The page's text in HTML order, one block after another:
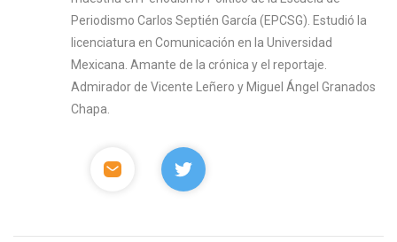
Periodismo Carlos Septién García (EPCSG). Estudió la
licenciatura en Comunicación en la Universidad
Mexicana. Amante de la crónica y el reportaje.
Admirador de Vicente Leñero y Miguel Ángel Granados
Chapa.